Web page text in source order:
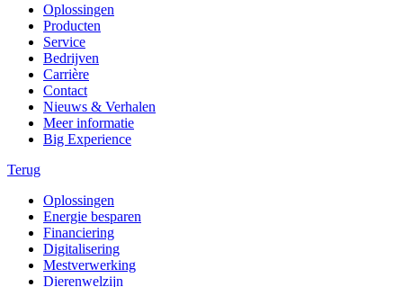
Oplossingen
Producten
Service
Bedrijven
Carrière
Contact
Nieuws & Verhalen
Meer informatie
Big Experience
Terug
Oplossingen
Energie besparen
Financiering
Digitalisering
Mestverwerking
Dierenwelzijn